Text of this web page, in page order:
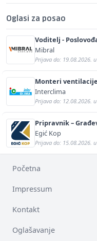
Oglasi za posao
Voditelj -
Mibral
Prijava do: 19.08.2026.
Monteri
Interclima
Prijava do: 12.08.2026.
Pripravnik –
Egić Kop
Prijava do: 15.08.2026.
Početna
Impressum
Kontakt
Oglašavanje